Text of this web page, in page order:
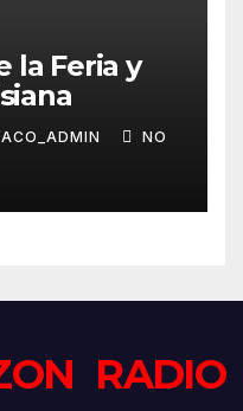
la Feria y
NO
RADIO